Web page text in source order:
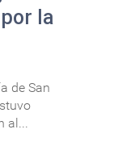
la
de San